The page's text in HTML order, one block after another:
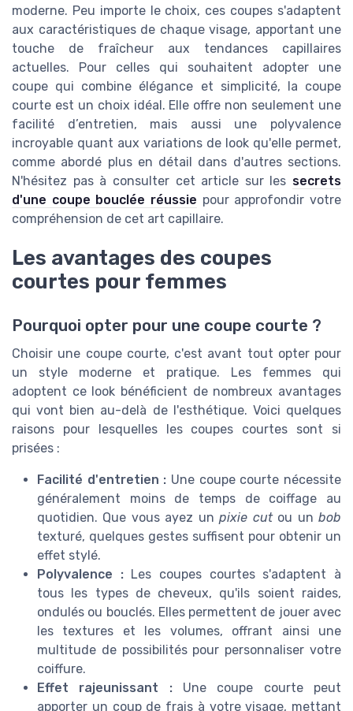
moderne. Peu importe le choix, ces coupes s'adaptent
aux caractéristiques de chaque visage, apportant une
touche de fraîcheur aux tendances capillaires
actuelles. Pour celles qui souhaitent adopter une
coupe qui combine élégance et simplicité, la coupe
courte est un choix idéal. Elle offre non seulement une
facilité d’entretien, mais aussi une polyvalence
incroyable quant aux variations de look qu'elle permet,
comme abordé plus en détail dans d'autres sections.
N'hésitez pas à consulter cet article sur les secrets
d'une coupe bouclée réussie pour approfondir votre
compréhension de cet art capillaire.
Les avantages des coupes
courtes pour femmes
Pourquoi opter pour une coupe courte ?
Choisir une coupe courte, c'est avant tout opter pour
un style moderne et pratique. Les femmes qui
adoptent ce look bénéficient de nombreux avantages
qui vont bien au-delà de l'esthétique. Voici quelques
raisons pour lesquelles les coupes courtes sont si
prisées :
Facilité d'entretien : Une coupe courte nécessite
généralement moins de temps de coiffage au
quotidien. Que vous ayez unpixie cutou unbob
texturé, quelques gestes suffisent pour obtenir un
effet stylé.
Polyvalence :Les coupes courtes s'adaptent à
tous les types de cheveux, qu'ils soient raides,
ondulés ou bouclés. Elles permettent de jouer avec
les textures et les volumes, offrant ainsi une
multitude de possibilités pour personnaliser votre
coiffure.
Effet rajeunissant :Une coupe courte peut
apporter un coup de frais à votre visage, mettant